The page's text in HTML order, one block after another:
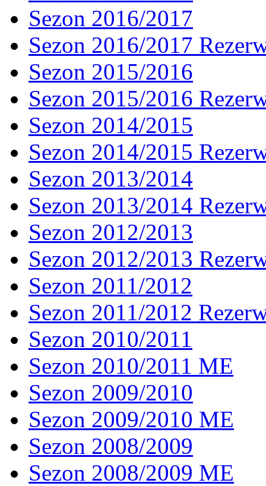
Sezon 2016/2017
Sezon 2016/2017
Sezon 2015/2016
Sezon 2015/2016
Sezon 2014/2015
Sezon 2014/2015
Sezon 2013/2014
Sezon 2013/2014
Sezon 2012/2013
Sezon 2012/2013
Sezon 2011/2012
Sezon 2011/2012
Sezon 2010/2011
Sezon 2010/2011 ME
Sezon 2009/2010
Sezon 2009/2010 ME
Sezon 2008/2009
Sezon 2008/2009 ME